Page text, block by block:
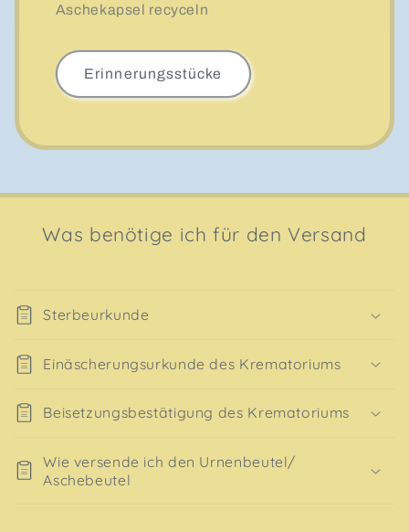
Aschekapsel recyceln
Erinnerungsstücke
Was benötige ich für den Versand
Sterbeurkunde
Einäscherungsurkunde des Krematoriums
Beisetzungsbestätigung des Krematoriums
Wie versende ich den Urnenbeutel/
Aschebeutel